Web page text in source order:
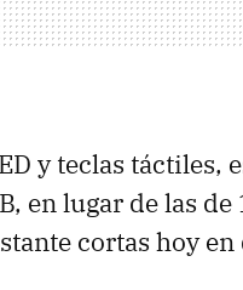
y teclas táctiles,
en lugar de las de
cortas hoy en